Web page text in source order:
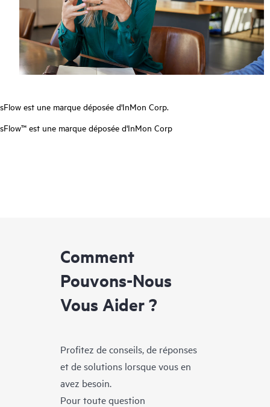
sFlow est une marque déposée d'InMon Corp.
sFlow™ est une marque déposée d'InMon Corp
Comment
Pouvons-Nous
Vous Aider ?
Profitez de conseils, de réponses
et de solutions lorsque vous en
avez besoin.
Pour toute question